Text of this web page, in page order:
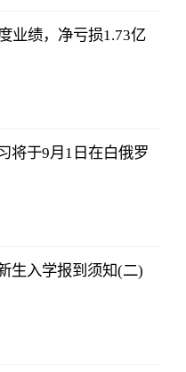
业绩，净亏损1.73亿
将于9月1日在白俄罗
生入学报到须知(二)